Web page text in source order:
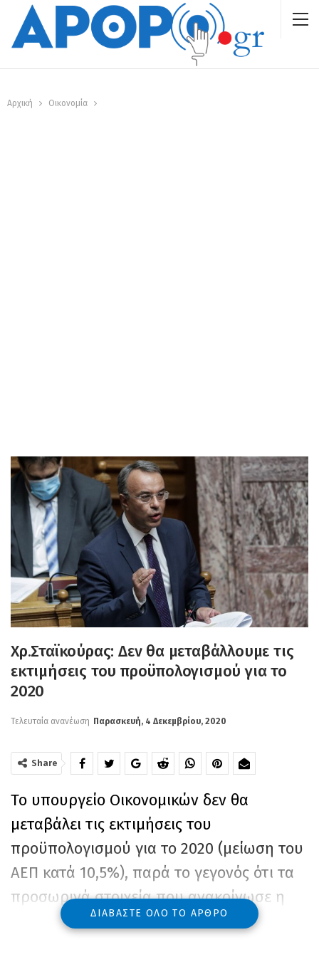
Αρχική Οικονομία
Χρ.Σταϊκούρας: Δεν θα μεταβάλλουμε τις
εκτιμήσεις του προϋπολογισμού για το
2020
Τελευταία ανανέωση Παρασκευή, 4 Δεκεμβρίου, 2020
Share
Το υπουργείο Οικονομικών δεν θα
μεταβάλει τις εκτιμήσεις του
προϋπολογισμού για το 2020 (μείωση του
ΑΕΠ κατά 10,5%), παρά το γεγονός ότι τα
προσωρινά στοιχεία που ανακοίνωσε η
ΕΛΣΤΑΤ προϊδεάζουν για χαμηλότερη
ΔΙΑΒΆΣΤΕ ΌΛΟ ΤΟ ΆΡΘΡΟ